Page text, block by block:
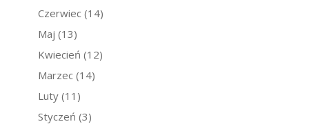
Czerwiec (14)
Maj (13)
Kwiecień (12)
Marzec (14)
Luty (11)
Styczeń (3)